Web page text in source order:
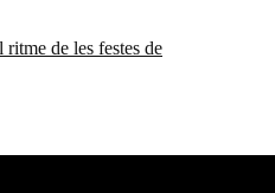
de les festes de